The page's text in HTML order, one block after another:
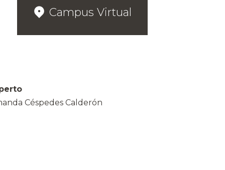
Campus Virtual
Céspedes Calderón